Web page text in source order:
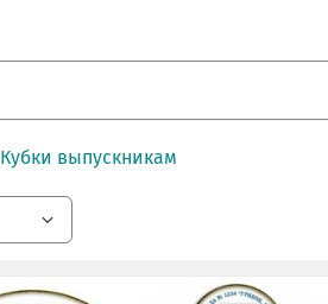
Кубки выпускникам